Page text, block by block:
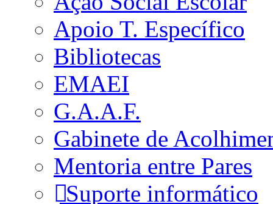
Apoio T. Específico
Bibliotecas
EMAEI
G.A.A.F.
Gabinete de
Mentoria entre Pares
Suporte informático